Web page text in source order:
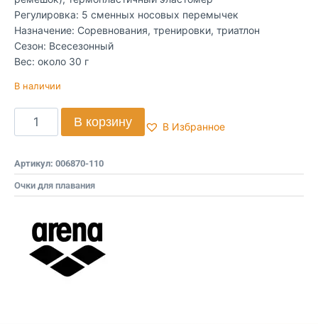
Регулировка: 5 сменных носовых перемычек
Назначение: Соревнования, тренировки, триатлон
Сезон: Всесезонный
Вес: около 30 г
В наличии
В корзину В Избранное
Артикул: 006870-110
Очки для плавания